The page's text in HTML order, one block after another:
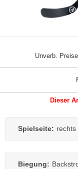
Unverb.
Dieser
Spielseite: rechts
Biegung: